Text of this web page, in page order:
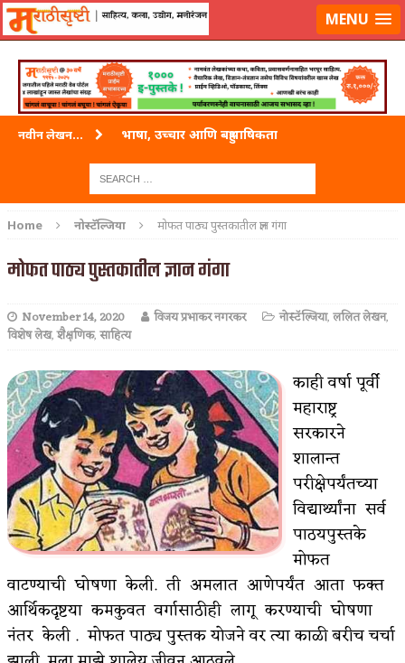
लॉग-इन करा|लेखक नोंदणी कराMENU
नवीन लेखन... भाषा, उच्चार आणि बहुभाषिकता
ताम्र – एक अफलातून धातू (COPPER)
अशी एक कविता लिहू इच्छिते
पाटलाची विहीर
पुस्तके बदलायची आहेत तुम्हाला!
किती घोषणांचा पाऊस होता
कसं हुईन तं हू माय…
काळजाचे प्रेत
चमकदार चांदी
आदिवासींचा डॉक्टर, समाजसेवेचा ध्यास : डॉ. राहुल
जोशी
डेंग्यू: ताप उतरला म्हणजे धोका टळला असे नाही!
Home नोस्टॅल्जिया मोफत पाठ्य पुस्तकातील ज्ञान गंगा
मोफत पाठ्य पुस्तकातील ज्ञान गंगा
November 14, 2020 विजय प्रभाकर नगरकर नोस्टॅल्जिया,ललित लेखन,
विशेष लेख,शैक्षणिक,साहित्य
काही वर्षा पूर्वी
महाराष्ट्र
सरकारने
शालान्त
परीक्षेपर्यंतच्या
विद्यार्थ्यांना सर्व
पाठयपुस्तके
मोफत
वाटण्याची घोषणा केली. ती अमलात आणेपर्यंत आता फक्त
आर्थिकदृष्टया कमकुवत वर्गासाठीही लागू करण्याची घोषणा
नंतर केली . मोफत पाठ्य पुस्तक योजने वर त्या काळी बरीच चर्चा